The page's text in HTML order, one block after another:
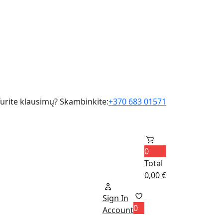
klausimų? Skambinkite:+370 683 01571
Sign In
Account0
0
Total
0,00€